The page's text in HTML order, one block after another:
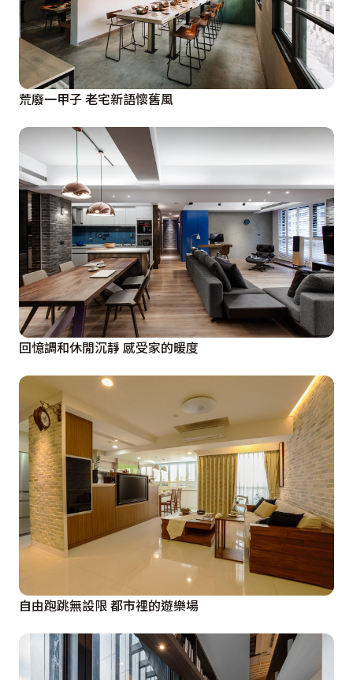
荒廢一甲子 老宅新語懷舊風
回憶調和休閒沉靜 感受家的暖度
自由跑跳無設限 都市裡的遊樂場